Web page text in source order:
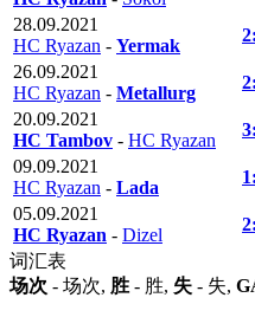
28.09.2021
HC Ryazan - Yermak
26.09.2021
HC Ryazan - Metallurg
20.09.2021
HC Tambov - HC Ryazan
09.09.2021
HC Ryazan - Lada
05.09.2021
HC Ryazan - Dizel
词汇表
场次 - 场次, 胜 - 胜, 失 - 失,